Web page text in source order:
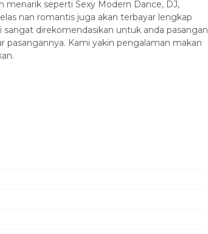
menarik seperti Sexy Modern Dance, DJ,
nan romantis juga akan terbayar lengkap
direkomendasikan untuk anda pasangan
Kami yakin pengalaman makan